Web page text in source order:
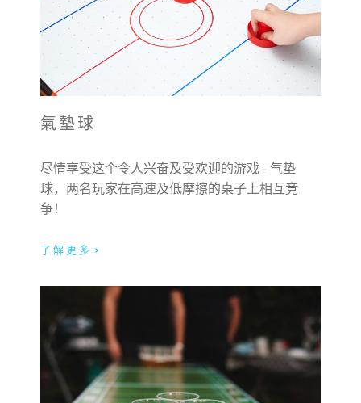
氣墊球
尽情享受这个令人兴奋及受欢迎的游戏 - 气垫
球，两名玩家在高速及低摩擦的桌子上相互竞
争！
了解更多